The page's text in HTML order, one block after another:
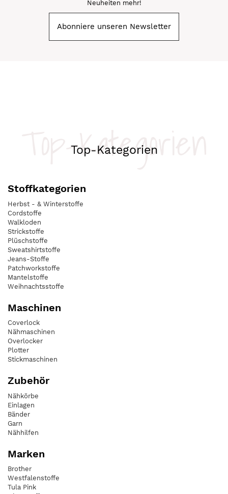
Neuheiten mehr!
Abonniere unseren Newsletter
Top-Kategorien
Top-Kategorien
Stoffkategorien
Herbst - & Winterstoffe
Cordstoffe
Walkloden
Strickstoffe
Plüschstoffe
Sweatshirtstoffe
Jeans-Stoffe
Patchworkstoffe
Mantelstoffe
Weihnachtsstoffe
Maschinen
Coverlock
Nähmaschinen
Overlocker
Plotter
Stickmaschinen
Zubehör
Nähkörbe
Einlagen
Bänder
Garn
Nähhilfen
Marken
Brother
Westfalenstoffe
Tula Pink